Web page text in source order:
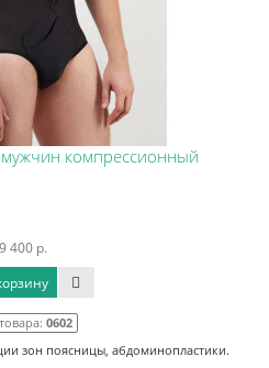
компрессионный
9 400 р.
0602
зон поясницы, абдоминопластики.